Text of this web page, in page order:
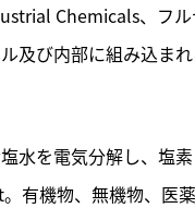
Chemicals、フ
及び内部に組み込ま
水を電気分解し、塩
有機物、無機物、医